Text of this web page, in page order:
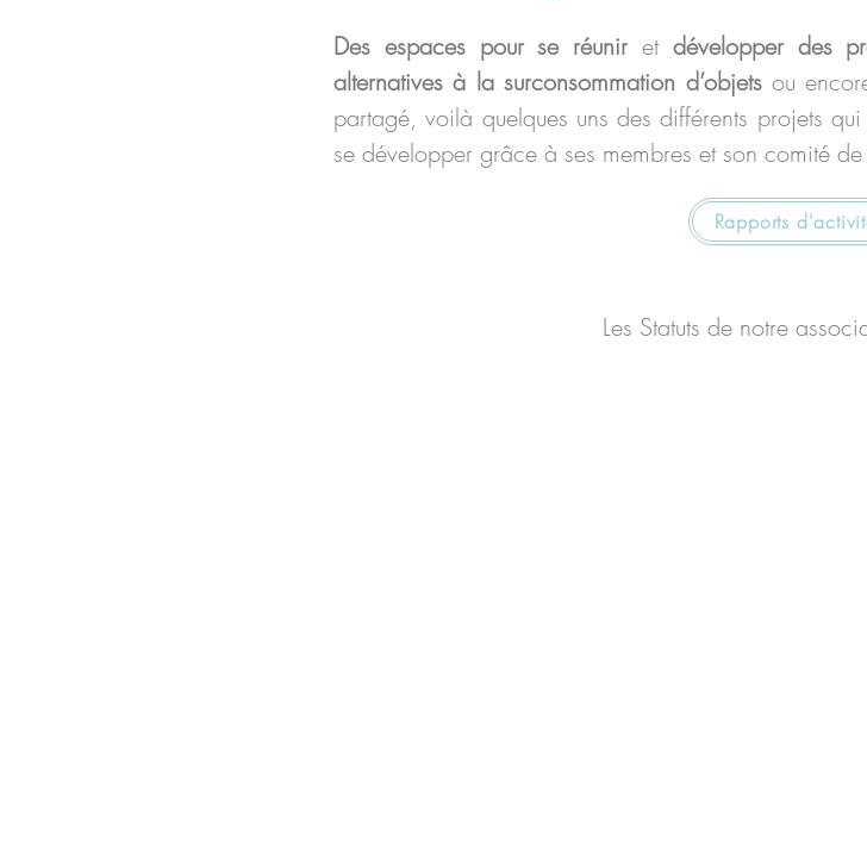
Des espaces pour se réunir et développer des
alternatives à la surconsommation d’objetsou
partagé, voilà quelques uns des différents projets
se développer grâce à ses membres et son comité
Rapports
Les Statuts de notre